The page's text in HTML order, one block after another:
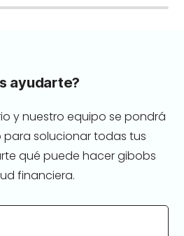
ayudarte?
y nuestro equipo se pondrá
solucionar todas tus
qué puede hacer gibobs
financiera.